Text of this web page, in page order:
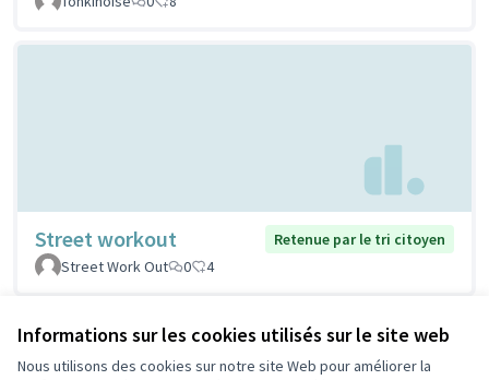
Informations sur les cookies utilisés sur le site web
Nous utilisons des cookies sur notre site Web pour améliorer la
Street workout
Retenue par le tri citoyen
Street Work Out
0 4